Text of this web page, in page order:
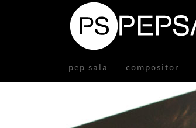
pep sala compositor